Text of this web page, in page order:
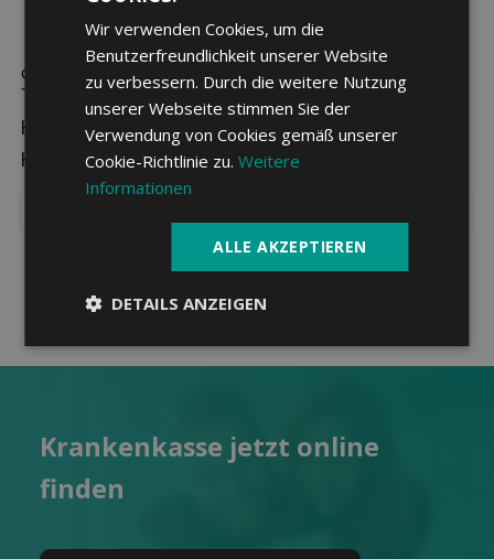
Sparpotenzial in Ried-Brig
Hier sehen Sie die drei günstigsten
Krankenkassen in Ried-Brig.
Kranken­kasse jetzt online
finden
Wir verwenden Cookies, um die
Benutzerfreundlichkeit unserer Website
zu verbessern. Durch die weitere Nutzung
unserer Webseite stimmen Sie der
Verwendung von Cookies gemäß unserer
Cookie-Richtlinie zu.Weitere
Informationen
ALLE AKZEPTIEREN
DETAILS ANZEIGEN